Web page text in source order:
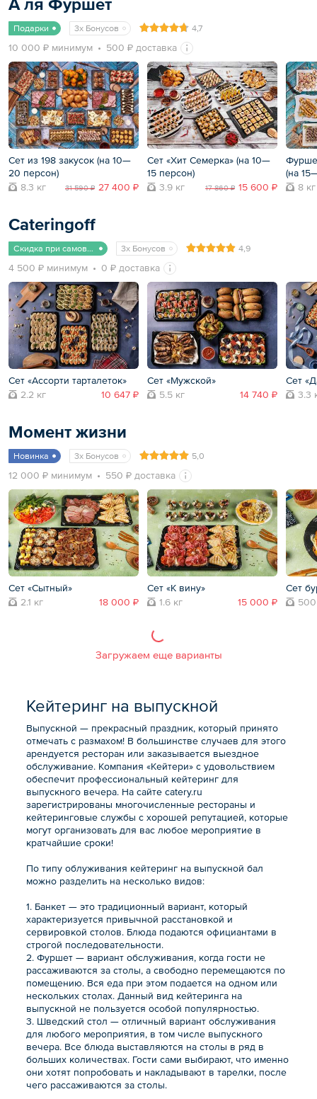
А ля Фуршет
Подарки 3x Бонусов 4,7
10 000 ₽ минимум 500 ₽ доставка
Сет из 198 закусок (на 10—
20 персон)
8.3 кг
31 590 ₽ 27 400 ₽
Сет «Хит Семерка» (на 10—
15 персон)
3.9 кг
17 860 ₽ 15 600 ₽
(на
8 кг
Cateringoff
Скидка при самовывозе 3x Бонусов 4,9
4 500 ₽ минимум 0 ₽ доставка
Сет «Ассорти тарталеток»
2.2 кг
10 647 ₽
Сет «Мужской»
5.5 кг
14 740 ₽
Сет
3.3
Момент жизни
Новинка 3x Бонусов 5,0
12 000 ₽ минимум 550 ₽ доставка
Сет «Сытный»
2.1 кг
18 000 ₽
Сет «К вину»
1.6 кг
15 000 ₽
Сет
500
Загружаем еще варианты
Кейтеринг на выпускной
Выпускной — прекрасный праздник, который принято
отмечать с размахом! В большинстве случаев для этого
арендуется ресторан или заказывается выездное
обслуживание. Компания «Кейтери» с удовольствием
обеспечит профессиональный кейтеринг для
выпускного вечера. На сайте catery.ru
зарегистрированы многочисленные рестораны и
кейтеринговые службы с хорошей репутацией, которые
могут организовать для вас любое мероприятие в
кратчайшие сроки!
По типу облуживания кейтеринг на выпускной бал
можно разделить на несколько видов:
1. Банкет — это традиционный вариант, который
характеризуется привычной расстановкой и
сервировкой столов. Блюда подаются официантами в
строгой последовательности.
2. Фуршет — вариант обслуживания, когда гости не
рассаживаются за столы, а свободно перемещаются по
помещению. Вся еда при этом подается на одном или
нескольких столах. Данный вид кейтеринга на
выпускной не пользуется особой популярностью.
3. Шведский стол — отличный вариант обслуживания
для любого мероприятия, в том числе выпускного
вечера. Все блюда выставляются на столы в ряд в
больших количествах. Гости сами выбирают, что именно
они хотят попробовать и накладывают в тарелки, после
чего рассаживаются за столы.